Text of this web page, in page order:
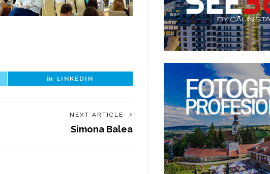
LINKEDIN
NEXT ARTICLE
Simona Balea